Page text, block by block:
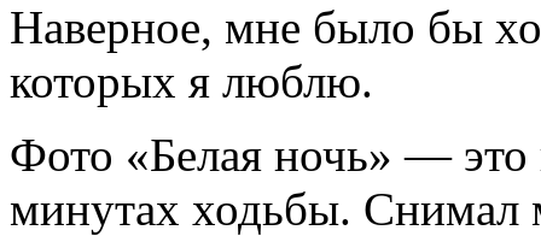
Наверное, мне было бы
которых я люблю.
Фото «Белая ночь» ―
минутах ходьбы.